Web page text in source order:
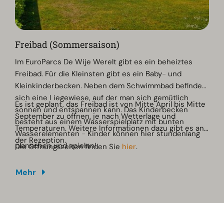
Freibad (Sommersaison)
Im EuroParcs De Wije Werelt gibt es ein beheiztes
Freibad. Für die Kleinsten gibt es ein Baby- und
Kleinkinderbecken. Neben dem Schwimmbad befindet
sich eine Liegewiese, auf der man sich gemütlich
sonnen und entspannen kann. Das Kinderbecken
besteht aus einem Wasserspielplatz mit bunten
Wasserelementen - Kinder können hier stundenlang
planschen und spielen!
Es ist geplant, das Freibad ist von Mitte April bis Mitte
September zu öffnen, je nach Wetterlage und
Temperaturen. Weitere Informationen dazu gibt es an
der Rezeption.
Die Öffnungszeiten finden Sie hier.
Mehr